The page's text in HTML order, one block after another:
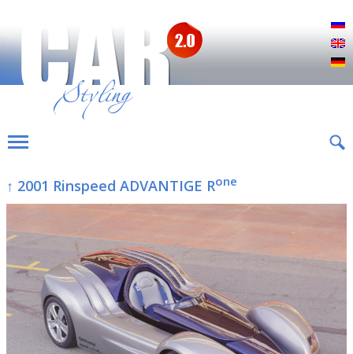
↑ 2001 Rinspeed ADVANTIGE Rone